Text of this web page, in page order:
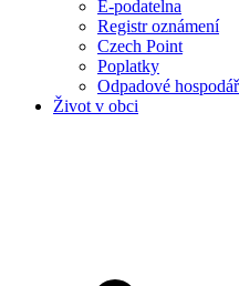
E-podatelna
Registr oznámení
Czech Point
Poplatky
Odpadové
Život v obci